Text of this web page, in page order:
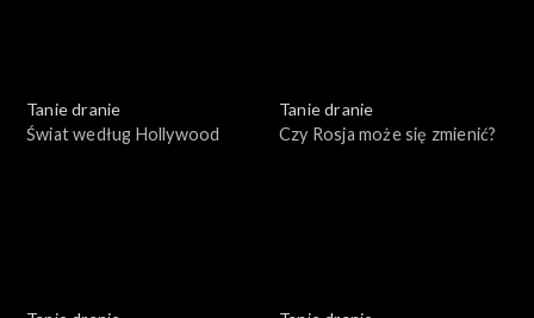
Tanie dranie
Świat według Hollywood
Tanie dranie
Czy Rosja może się zmienić?